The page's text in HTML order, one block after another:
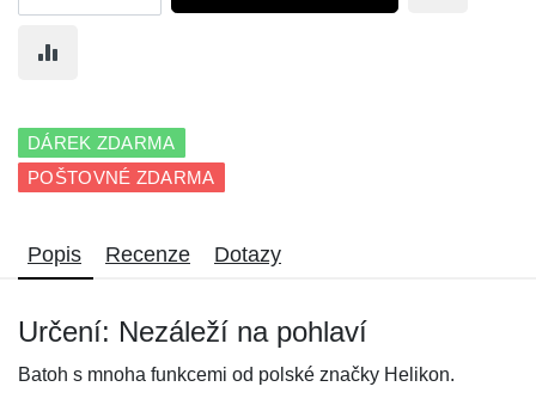
DÁREK ZDARMA
POŠTOVNÉ ZDARMA
Popis Recenze Dotazy
Určení: Nezáleží na pohlaví
Batoh s mnoha funkcemi od polské značky Helikon.